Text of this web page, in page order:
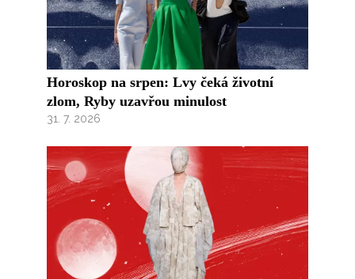
Horoskop na srpen: Lvy čeká životní
zlom, Ryby uzavřou minulost
31. 7. 2026